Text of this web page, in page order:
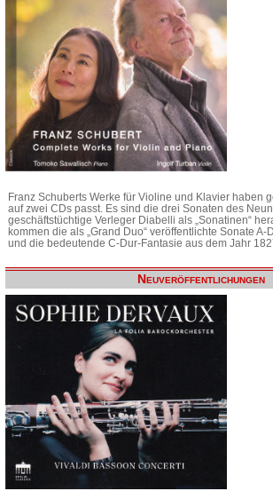
Franz Schuberts Werke für Violine und Klavier haben
auf zwei CDs passt. Es sind die drei Sonaten des
geschäftstüchtige Verleger Diabelli als „Sonatinen“
kommen die als „Grand Duo“ veröffentlichte Sonate A-
und die bedeutende C-Dur-Fantasie aus dem Jahr
Neuveröffentlichungen